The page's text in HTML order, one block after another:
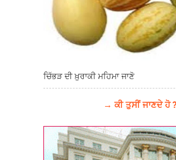
ਚਿੱਭੜ ਦੀ ਖ਼ੁਰਾਕੀ ਮਹਿਮਾ ਜਾਣੋ
→ ਕੀ ਤੁਸੀਂ ਜਾਣਦੇ ਹੋ